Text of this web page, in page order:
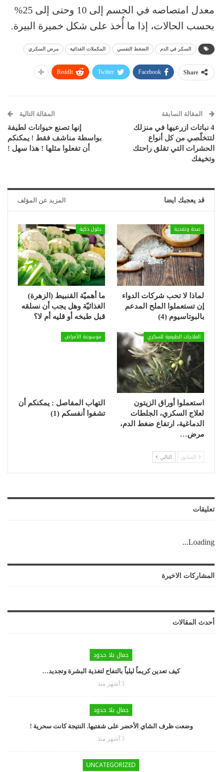
معدل امتصاصه في الجسم إلى 10 وحتى إلى 25%
بحسب الحالات، إذا ما أُخذ على شكل خميرة البيرة.
السكر في الدم الضغط النفسي المكملات الغذائية مرض السكري
Share
Facebook
Twitter
ReddIt
المقالة السابقة
4 نباتات ازرعيها في منزلك
لتتخلّصي من كل أنواع
الحشرات التي تقلق راحتك
وتخيفك
المقالة التالية
إنها تصنع حيوانات لطيفة
بواسطة مناشف فقط ! يمكنكم
أن تفعلوا مثلها ! هذا سهل !
قد يعجبك ايضا المزيد عن المؤلف
صحة وتغذية
لماذا لا تحب شركات الدواء
إن تستعملوا الملح المدعم
بالبوتاسيوم (4)
حلول ذكية
ما أهميّة القنبيط (الزهرة)
الغذائيّة وهل يجب أن نسلقه
قبل طبخه أو قليه أم لا؟
العلاجات الطبيعية للسكري
استعملوا أوراق الزيتون
لعلاج السكري، الجلطات
الدماغية، ارتفاع ضغط الدم،
مرض…
موسوعة الأمراض
التهاب المفاصل : يمكنكم أن
تشفوا أنفسكم (1)
السابق التالي
تعليقات
Loading...
المشاركات الاخيرة
أحدث المقالات
جمال بلا حدود
كيف تعدين كريماً ليلياً بالتفاح لتغذية البشرة وتجديد…
3 أشهر منذ
جمال بلا حدود
وضعت ظرف الشاي الأخضر على شفتيها. النتيجة كانت سحرية !
3 أشهر منذ
UNCATEGORIZED